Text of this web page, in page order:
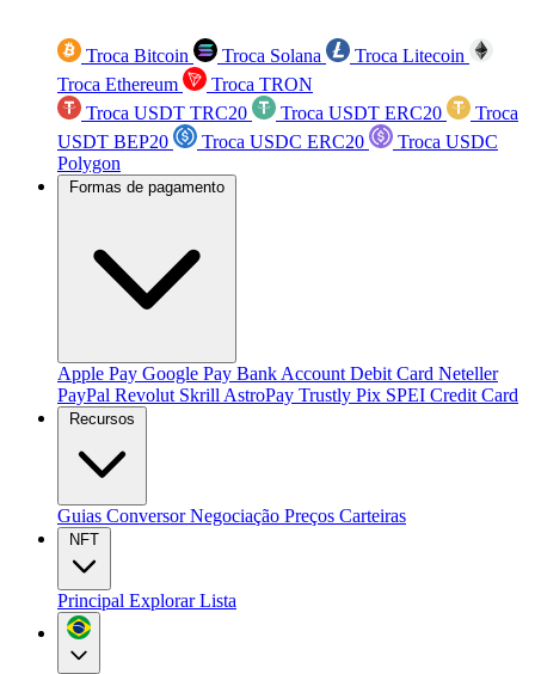
Troca Bitcoin Troca Solana
Troca Litecoin
Troca Ethereum
Troca TRON
Troca USDT TRC20
Troca USDT ERC20
Troca
USDT BEP20
Troca USDC ERC20
Troca USDC
Polygon
Formas de pagamento
Apple Pay Google Pay Bank Account Debit Card Neteller
PayPal Revolut Skrill AstroPay Trustly Pix SPEI Credit Card
Recursos
Guias ConversorNegociação Preços Carteiras
NFT
Principal ExplorarLista